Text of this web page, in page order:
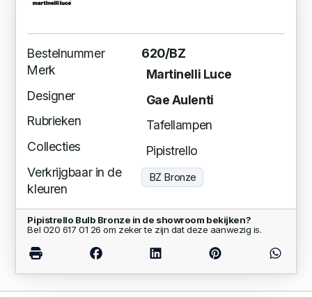
Bestelnummer
620/BZ
Merk
Martinelli Luce
Designer
Gae Aulenti
Rubrieken
Tafellampen
Collecties
Pipistrello
Verkrijgbaar in de
kleuren
BZ Bronze
Pipistrello Bulb Bronze in de showroom bekijken?
Bel 020 617 01 26 om zeker te zijn dat deze aanwezig is.